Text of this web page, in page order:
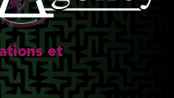
et